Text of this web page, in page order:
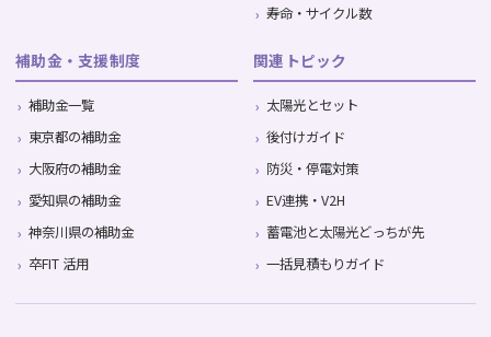
寿命・サイクル数
補助金・支援制度
補助金一覧
東京都の補助金
大阪府の補助金
愛知県の補助金
神奈川県の補助金
卒FIT 活用
関連トピック
太陽光とセット
後付けガイド
防災・停電対策
EV連携・V2H
蓄電池と太陽光どっちが先
一括見積もりガイド